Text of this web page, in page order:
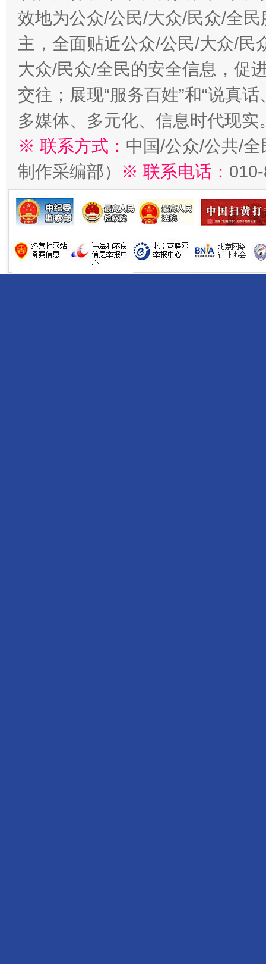
效地为公众/公民/大众/民众/全
主，全面贴近公众/公民/大众/民
大众/民众/全民的安全信息，促
交往；展现“服务百姓”和“说真
多媒体、多元化、信息时代现实
※ 联系方式： 中国/公众/公共/
制作采编部）
※ 联系电话：